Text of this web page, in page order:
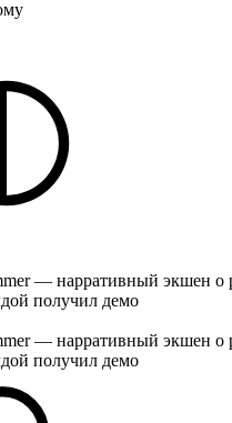
— нарративный экшен о
получил демо
— нарративный экшен о
получил демо